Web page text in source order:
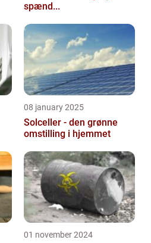
spænd...
08 january 2025
Solceller - den grønne
omstilling i hjemmet
01 november 2024